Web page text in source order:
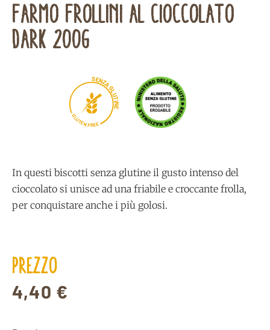
FARMO FROLLINI AL CIOCCOLATO
DARK 200G
SENZ
AG
LU
T
I
N
E
G
L
UTENFREE
In questi biscotti senza glutine il gusto intenso del
cioccolato si unisce ad una friabile e croccante frolla,
per conquistare anche i più golosi.
PREZZO
4,40 €